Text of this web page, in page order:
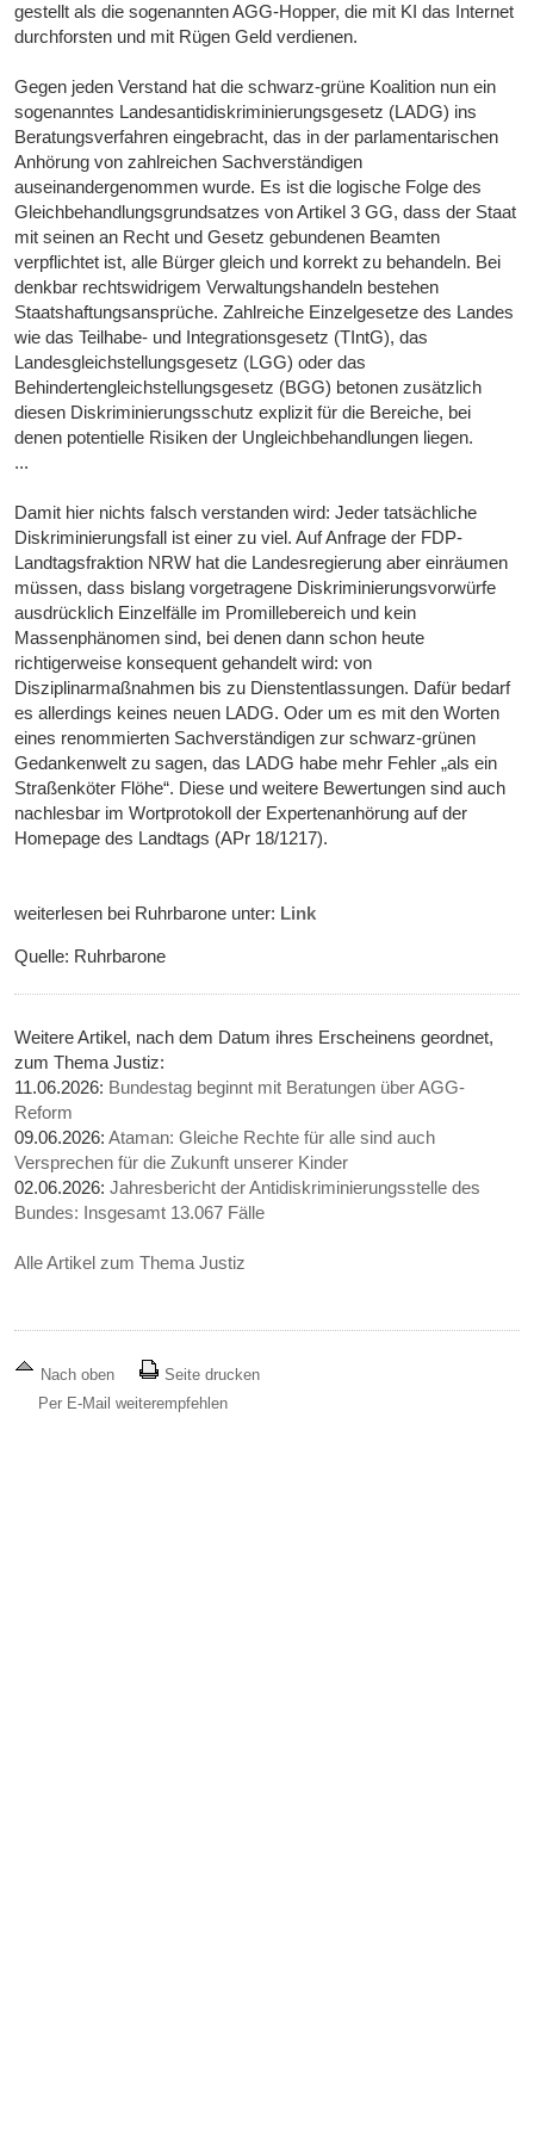
gestellt als die sogenannten AGG-Hopper, die mit KI das Internet
durchforsten und mit Rügen Geld verdienen.
Gegen jeden Verstand hat die schwarz-grüne Koalition nun ein
sogenanntes Landesantidiskriminierungsgesetz (LADG) ins
Beratungsverfahren eingebracht, das in der parlamentarischen
Anhörung von zahlreichen Sachverständigen
auseinandergenommen wurde. Es ist die logische Folge des
Gleichbehandlungsgrundsatzes von Artikel 3 GG, dass der Staat
mit seinen an Recht und Gesetz gebundenen Beamten
verpflichtet ist, alle Bürger gleich und korrekt zu behandeln. Bei
denkbar rechtswidrigem Verwaltungshandeln bestehen
Staatshaftungsansprüche. Zahlreiche Einzelgesetze des Landes
wie das Teilhabe- und Integrationsgesetz (TIntG), das
Landesgleichstellungsgesetz (LGG) oder das
Behindertengleichstellungsgesetz (BGG) betonen zusätzlich
diesen Diskriminierungsschutz explizit für die Bereiche, bei
denen potentielle Risiken der Ungleichbehandlungen liegen.
...
Damit hier nichts falsch verstanden wird: Jeder tatsächliche
Diskriminierungsfall ist einer zu viel. Auf Anfrage der FDP-
Landtagsfraktion NRW hat die Landesregierung aber einräumen
müssen, dass bislang vorgetragene Diskriminierungsvorwürfe
ausdrücklich Einzelfälle im Promillebereich und kein
Massenphänomen sind, bei denen dann schon heute
richtigerweise konsequent gehandelt wird: von
Disziplinarmaßnahmen bis zu Dienstentlassungen. Dafür bedarf
es allerdings keines neuen LADG. Oder um es mit den Worten
eines renommierten Sachverständigen zur schwarz-grünen
Gedankenwelt zu sagen, das LADG habe mehr Fehler „als ein
Straßenköter Flöhe“. Diese und weitere Bewertungen sind auch
nachlesbar im Wortprotokoll der Expertenanhörung auf der
Homepage des Landtags (APr 18/1217).
weiterlesen bei Ruhrbarone unter: Link
Quelle: Ruhrbarone
Weitere Artikel, nach dem Datum ihres Erscheinens geordnet,
zum Thema Justiz:
11.06.2026: Bundestag beginnt mit Beratungen über AGG-
Reform
09.06.2026:Ataman: Gleiche Rechte für alle sind auch
Versprechen für die Zukunft unserer Kinder
02.06.2026:Jahresbericht der Antidiskriminierungsstelle des
Bundes: Insgesamt 13.067 Fälle
Alle Artikel zum Thema Justiz
Nach oben
Seite drucken
Per E-Mail weiterempfehlen